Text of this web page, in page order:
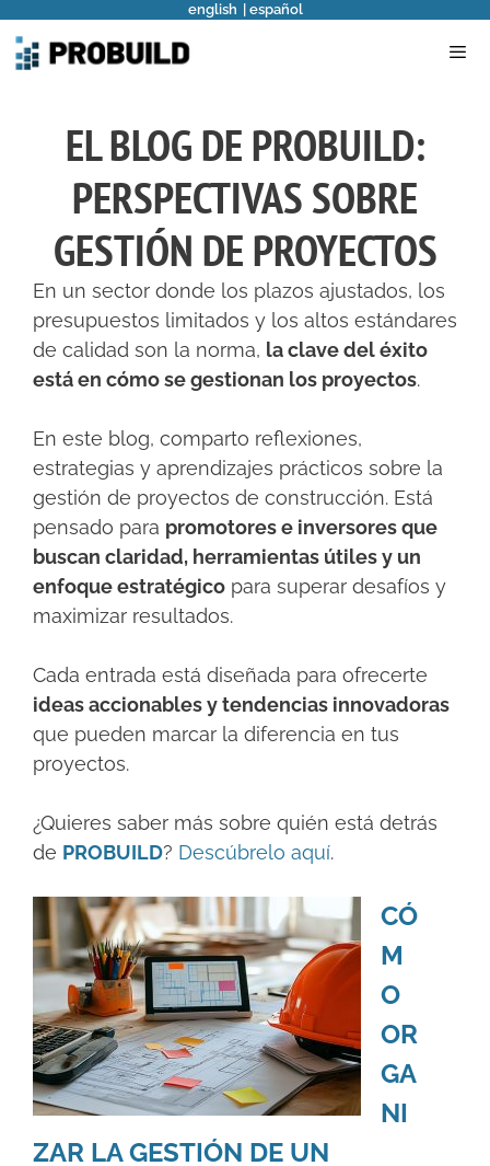
contenido
english español
EL BLOG DE PROBUILD:
PERSPECTIVAS SOBRE
GESTIÓN DE PROYECTOS
En un sector donde los plazos ajustados, los
presupuestos limitados y los altos estándares
de calidad son la norma, la clave del éxito
está en cómo se gestionan los proyectos.
En este blog, comparto reflexiones,
estrategias y aprendizajes prácticos sobre la
gestión de proyectos de construcción. Está
pensado para promotores e inversores que
buscan claridad, herramientas útiles y un
enfoque estratégico para superar desafíos y
maximizar resultados.
Cada entrada está diseñada para ofrecerte
ideas accionables y tendencias innovadoras
que pueden marcar la diferencia en tus
proyectos.
¿Quieres saber más sobre quién está detrás
de PROBUILD? Descúbrelo aquí.
CÓ
M
O
OR
GA
NI
ZAR LA GESTIÓN DE UN